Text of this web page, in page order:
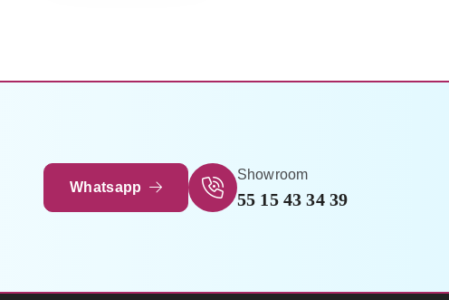
Whatsapp
Showroom
55 15 43 34 39